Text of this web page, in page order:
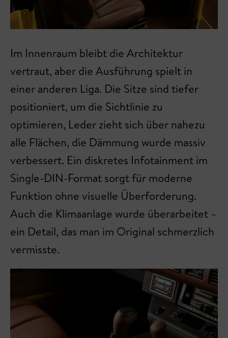
Im Innenraum bleibt die Architektur
vertraut, aber die Ausführung spielt in
einer anderen Liga. Die Sitze sind tiefer
positioniert, um die Sichtlinie zu
optimieren, Leder zieht sich über nahezu
alle Flächen, die Dämmung wurde massiv
verbessert. Ein diskretes Infotainment im
Single-DIN-Format sorgt für moderne
Funktion ohne visuelle Überforderung.
Auch die Klimaanlage wurde überarbeitet –
ein Detail, das man im Original schmerzlich
vermisste.